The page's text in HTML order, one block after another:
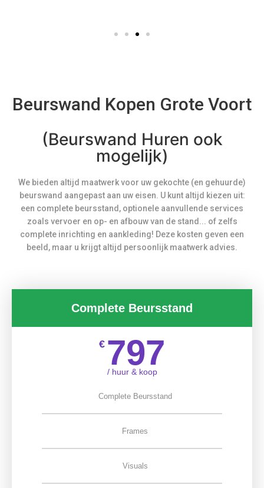
Beurswand Kopen Grote Voort
(Beurswand Huren ook
mogelijk)
We bieden altijd maatwerk voor uw gekochte (en gehuurde)
beurswand aangepast aan uw eisen. U kunt altijd kiezen uit:
een complete beursstand, optionele aanvullende services
zoals vervoer en op- en afbouw van de stand... of zelfs
complete inrichting en aankleding! Deze kosten geven een
beeld, maar u krijgt altijd persoonlijk maatwerk advies.
Complete Beursstand
€ 797
/ huur & koop
Complete Beursstand
Frames
Visuals